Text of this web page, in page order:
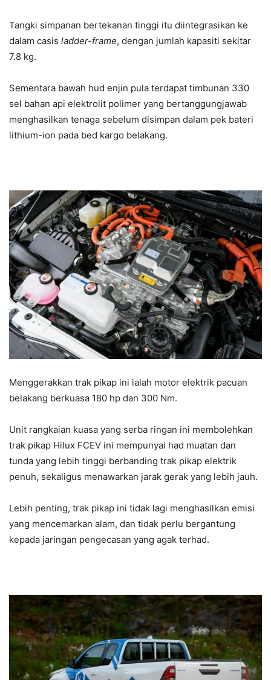
Tangki simpanan bertekanan tinggi itu diintegrasikan ke
dalam casis ladder-frame, dengan jumlah kapasiti sekitar
7.8 kg.
Sementara bawah hud enjin pula terdapat timbunan 330
sel bahan api elektrolit polimer yang bertanggungjawab
menghasilkan tenaga sebelum disimpan dalam pek bateri
lithium-ion pada bed kargo belakang.
Menggerakkan trak pikap ini ialah motor elektrik pacuan
belakang berkuasa 180 hp dan 300 Nm.
Unit rangkaian kuasa yang serba ringan ini membolehkan
trak pikap Hilux FCEV ini mempunyai had muatan dan
tunda yang lebih tinggi berbanding trak pikap elektrik
penuh, sekaligus menawarkan jarak gerak yang lebih jauh.
Lebih penting, trak pikap ini tidak lagi menghasilkan emisi
yang mencemarkan alam, dan tidak perlu bergantung
kepada jaringan pengecasan yang agak terhad.